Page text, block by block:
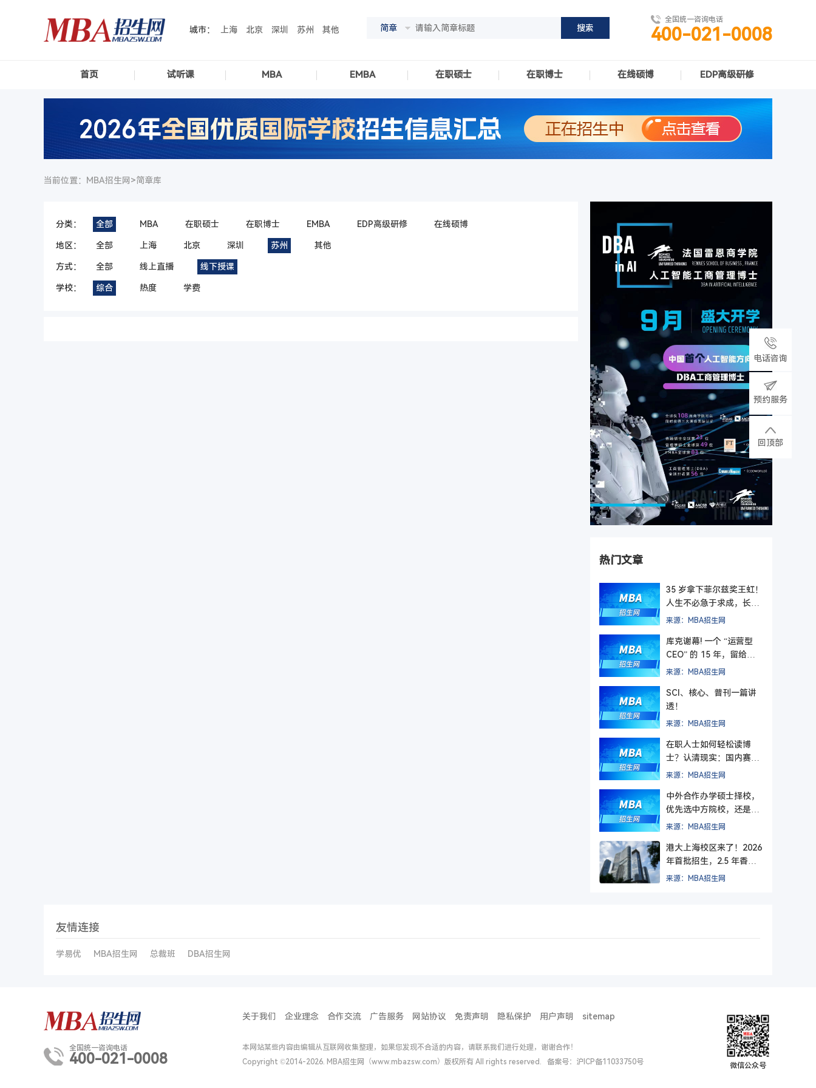
城市： 上海 北京 深圳 苏州 其他 简章
全国统一咨询电话
400-021-0008
首页 试听课 MBA EMBA 在职硕士 在职博士 在线硕博 EDP高级研修
当前位置：MBA招生网>简章库
分类： 全部 MBA 在职硕士 在职博士 EMBA EDP高级研修 在线硕博
地区： 全部 上海 北京 深圳 苏州 其他
方式： 全部 线上直播 线下授课
学校： 综合 热度 学费
热门文章
35 岁拿下菲尔兹奖王虹！
人生不必急于求成，长期
主义终有回响
来源：MBA招生网
库克谢幕! 一个 “运营型
CEO” 的 15 年，留给管
理者的最后一课
来源：MBA招生网
SCI、核心、普刊一篇讲
透！
来源：MBA招生网
在职人士如何轻松读博
士？认清现实：国内赛道
难在入学，更难毕业
来源：MBA招生网
中外合作办学硕士择校，
优先选中方院校，还是外
方院校？
来源：MBA招生网
港大上海校区来了！2026
年首批招生，2.5 年香港
+ 1.5 年上海，毕业后拿
来源：MBA招生网
友情连接
学易优 MBA招生网 总裁班 DBA招生网
全国统一咨询电话
400-021-0008
关于我们 企业理念 合作交流 广告服务 网站协议 免责声明 隐私保护 用户声明 sitemap
本网站某些内容由编辑从互联网收集整理，如果您发现不合适的内容，请联系我们进行处理，谢谢合作！
Copyright ©2014-2026. MBA招生网（www.mbazsw.com）版权所有 All rights reserved. 备案号：
沪ICP备11033750号 微信公众号
电话咨询
预约服务
回顶部